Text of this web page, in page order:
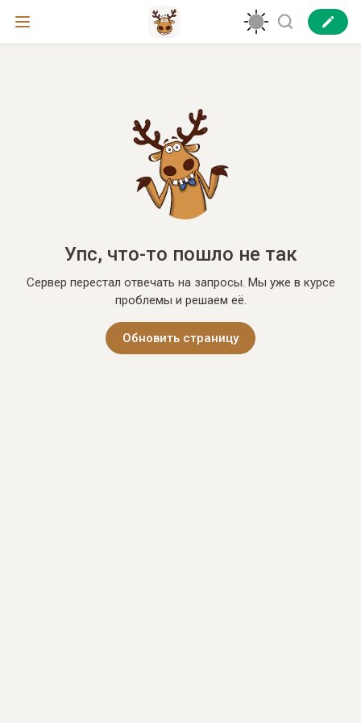
Упс, что-то пошло не так
Сервер перестал отвечать на запросы. Мы уже в курсе
проблемы и решаем её.
Обновить страницу